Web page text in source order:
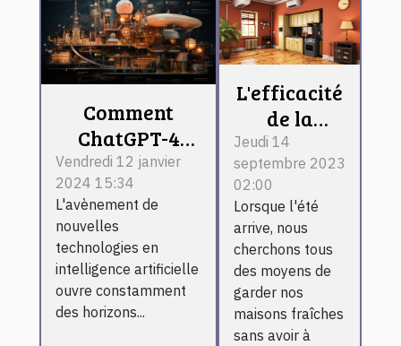
Comment
ChatGPT-4
révolutionne
l'apprentissage
automatique
et ses
applications
pratiques
Vendredi 12 janvier
2024 15:34
L'avènement de
nouvelles
technologies en
intelligence artificielle
ouvre constamment
des horizons...
L'efficacité
de la
peinture
réflective
pour
garder
votre
maison
fraîche en
été
Jeudi 14
septembre 2023
02:00
Lorsque l'été
arrive, nous
cherchons tous
des moyens de
garder nos
maisons fraîches
sans avoir à